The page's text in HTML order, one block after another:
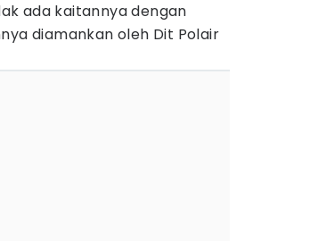
ada kaitannya dengan
diamankan oleh Dit Polair